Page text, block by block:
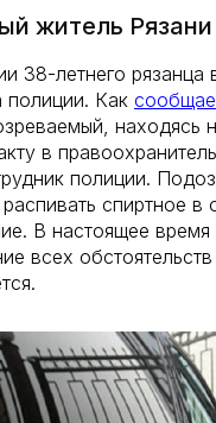
житель
38-летнего
полиции. Как
находясь
в
полиции.
распивать спиртное
В настоящее время
всех